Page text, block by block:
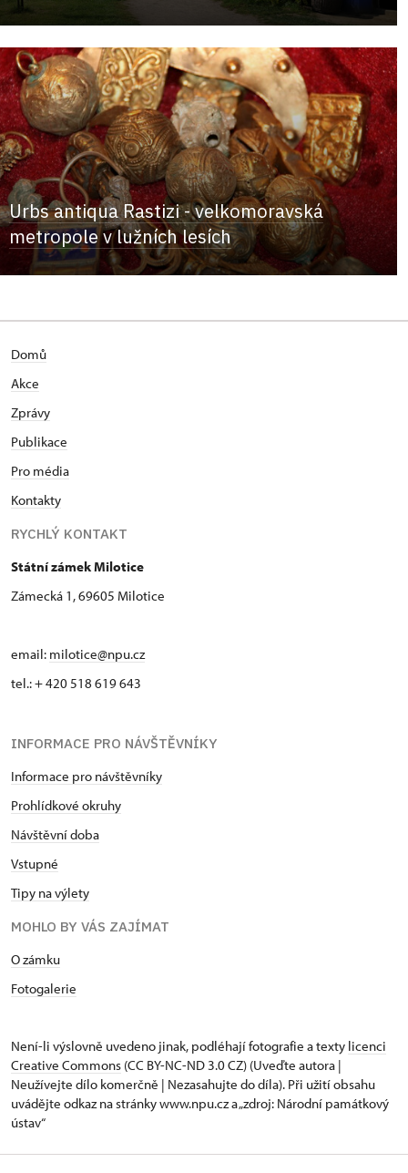
Urbs antiqua Rastizi - velkomoravská
metropole v lužních lesích
Domů
Akce
Zprávy
Publikace
Pro média
Kontakty
RYCHLÝ KONTAKT
Státní zámek Milotice
Zámecká 1, 69605 Milotice
email: milotice@npu.cz
tel.: + 420 518 619 643
INFORMACE PRO NÁVŠTĚVNÍKY
Informace pro návštěvníky
Prohlídkové okruhy
Návštěvní doba
Vstupné
Tipy na výlety
MOHLO BY VÁS ZAJÍMAT
O zámku
Fotogalerie
Není-li výslovně uvedeno jinak, podléhají fotografie a texty licenci
Creative Commons (CC BY-NC-ND 3.0 CZ) (Uveďte autora |
Neužívejte dílo komerčně | Nezasahujte do díla). Při užití obsahu
uvádějte odkaz na stránky www.npu.cz a „zdroj: Národní památkový
ústav“